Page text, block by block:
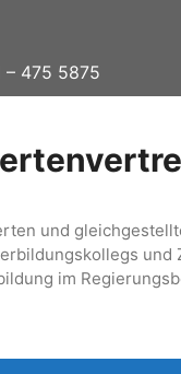
– 475 5875
und
und
im